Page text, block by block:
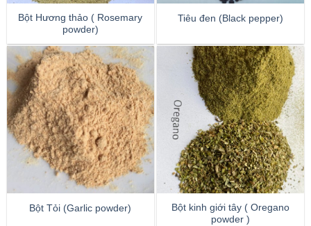
Bột Hương thảo ( Rosemary
powder)
Tiêu đen (Black pepper)
Bột Tỏi (Garlic powder)
Bột kinh giới tây ( Oregano
powder )